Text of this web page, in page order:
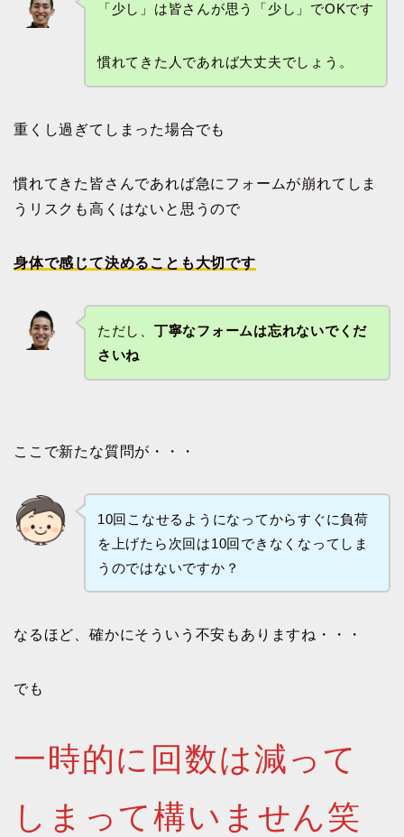
「少し」は皆さんが思う「少し」でOKです
慣れてきた人であれば大丈夫でしょう。
重くし過ぎてしまった場合でも
慣れてきた皆さんであれば急にフォームが崩れてしま
うリスクも高くはないと思うので
身体で感じて決めることも大切です
ただし、 丁寧なフォームは忘れないでくだ
さいね
ここで新たな質問が・・・
10回こなせるようになってからすぐに負荷
を上げたら次回は10回できなくなってしま
うのではないですか？
なるほど、確かにそういう不安もありますね・・・
でも
一時的に回数は減って
しまって構いません笑